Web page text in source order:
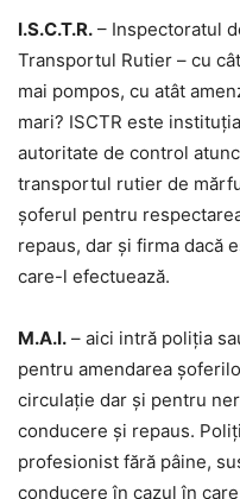
I.S.C.T.R. – Inspectoratul
Transportul Rutier – cu
mai pompos, cu atât
mari? ISCTR este
autoritate de control
transportul rutier de
șoferul pentru
repaus, dar și firma dacă
care-l efectuează.
M.A.I. – aici intră poliția
pentru amendarea
circulație dar și pentru
conducere și repaus.
profesionist fără pâine,
conducere în cazul în